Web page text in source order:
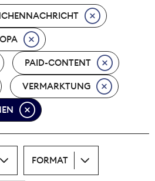
Award
Print
Recht
PAID-CONTENT
VERMARKTUNG
FORMAT